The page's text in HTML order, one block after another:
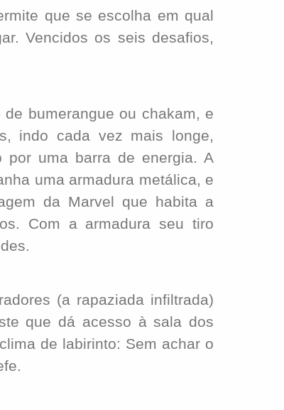
que se escolha em qual
Vencidos os seis desafios,
bumerangue ou chakam, e
indo cada vez mais longe,
uma barra de energia. A
uma armadura metálica, e
da Marvel que habita a
Com a armadura seu tiro
(a rapaziada infiltrada)
que dá acesso à sala dos
de labirinto: Sem achar o